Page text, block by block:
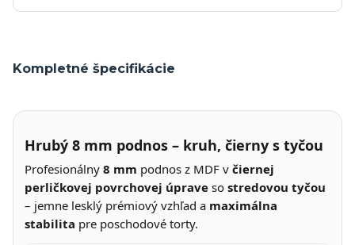
Kompletné špecifikácie
Hrubý 8 mm podnos – kruh, čierny s tyčou
Profesionálny 8 mm podnos z MDF v čiernej
perličkovej povrchovej úprave so stredovou tyčou
– jemne lesklý prémiový vzhľad a maximálna
stabilita pre poschodové torty.